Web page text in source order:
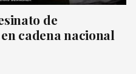
de
cadena nacional